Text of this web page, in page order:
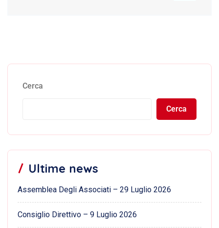
Cerca
Cerca
Ultime news
Assemblea Degli Associati – 29 Luglio 2026
Consiglio Direttivo – 9 Luglio 2026